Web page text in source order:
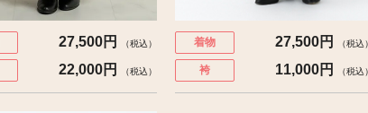
27,500円 （税込）
22,000円 （税込）
着物 27,500円 （税込
袴 11,000円 （税込